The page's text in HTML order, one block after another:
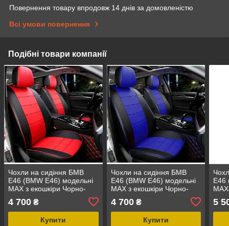
Повернення товару впродовж 14 днів за домовленістю
Всі умови повернення
Подібні товари компанії
Чохли на сидіння БМВ
Е46 (BMW E46) модельні
MAX з екошкіри Чорно-
4 700 ₴
Купити
Чохли на сидіння БМВ
Е46 (BMW E46) модельні
MAX з екошкіри Чорно-
4 700₴
Купити
Е46
5